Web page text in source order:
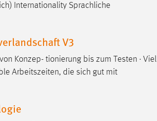
Internationality Sprachliche
V3
Konzep- tionierung bis zum Testen · Viel
Arbeitszeiten, die sich gut mit